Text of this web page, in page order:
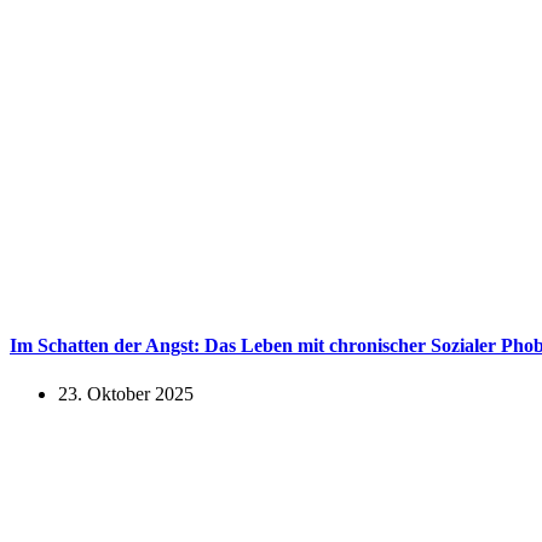
Im Schatten der Angst: Das Leben mit chronischer Sozialer
23. Oktober 2025